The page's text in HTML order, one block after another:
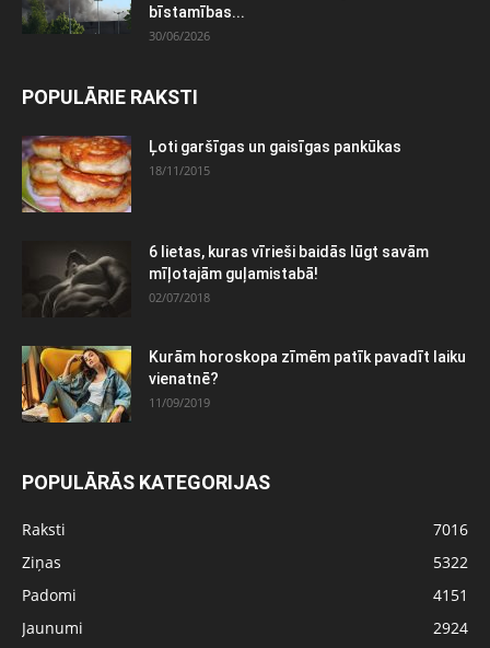
bīstamības...
30/06/2026
POPULĀRIE RAKSTI
Ļoti garšīgas un gaisīgas pankūkas
18/11/2015
6 lietas, kuras vīrieši baidās lūgt savām
mīļotajām guļamistabā!
02/07/2018
Kurām horoskopa zīmēm patīk pavadīt laiku
vienatnē?
11/09/2019
POPULĀRĀS KATEGORIJAS
Raksti
7016
Ziņas
5322
Padomi
4151
Jaunumi
2924